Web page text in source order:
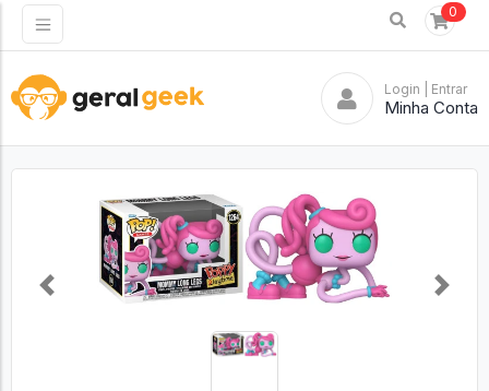
0
Login | Entrar
Minha Conta
Previous Next